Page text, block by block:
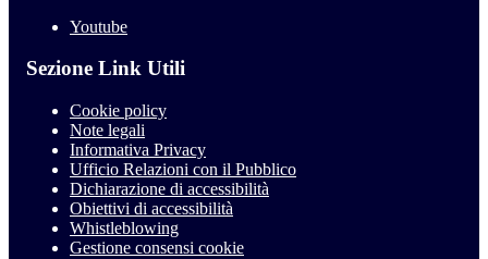
Youtube
Sezione Link Utili
Cookie policy
Note legali
Informativa Privacy
Ufficio Relazioni con il Pubblico
Dichiarazione di accessibilità
Obiettivi di accessibilità
Whistleblowing
Gestione consensi cookie